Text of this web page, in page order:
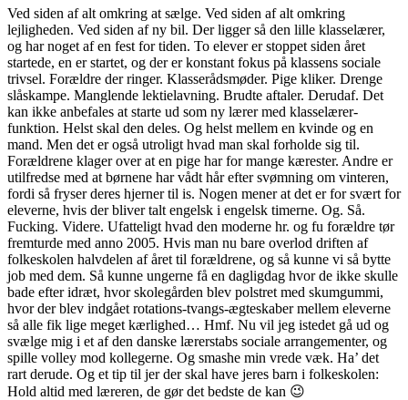
he'll
eat
for
a
day,
teach
him
how
to
fish
he'll
eat
4-
ever
Ved siden af alt omkring at sælge. Ved siden af alt omkring
lejligheden. Ved siden af ny bil. Der ligger så den lille klasselærer,
og har noget af en fest for tiden. To elever er stoppet siden året
startede, en er startet, og der er konstant fokus på klassens sociale
trivsel. Forældre der ringer. Klasserådsmøder. Pige kliker. Drenge
slåskampe. Manglende lektielavning. Brudte aftaler. Derudaf. Det
kan ikke anbefales at starte ud som ny lærer med klasselærer-
funktion. Helst skal den deles. Og helst mellem en kvinde og en
mand. Men det er også utroligt hvad man skal forholde sig til.
Forældrene klager over at en pige har for mange kærester. Andre er
utilfredse med at børnene har vådt hår efter svømning om vinteren,
fordi så fryser deres hjerner til is. Nogen mener at det er for svært for
eleverne, hvis der bliver talt engelsk i engelsk timerne. Og. Så.
Fucking. Videre. Ufatteligt hvad den moderne hr. og fu forældre tør
fremturde med anno 2005. Hvis man nu bare overlod driften af
folkeskolen halvdelen af året til forældrene, og så kunne vi så bytte
job med dem. Så kunne ungerne få en dagligdag hvor de ikke skulle
bade efter idræt, hvor skolegården blev polstret med skumgummi,
hvor der blev indgået rotations-tvangs-ægteskaber mellem eleverne
så alle fik lige meget kærlighed… Hmf. Nu vil jeg istedet gå ud og
svælge mig i et af den danske lærerstabs sociale arrangementer, og
spille volley mod kollegerne. Og smashe min vrede væk. Ha’ det
rart derude. Og et tip til jer der skal have jeres barn i folkeskolen:
Hold altid med læreren, de gør det bedste de kan 😉